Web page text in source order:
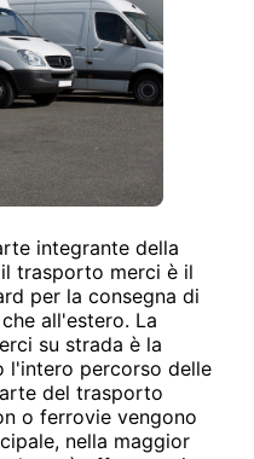
integrante della
trasporto merci è il
per la consegna di
all'estero. La
su strada è la
l'intero percorso delle
del trasporto
o ferrovie vengono
nella maggior